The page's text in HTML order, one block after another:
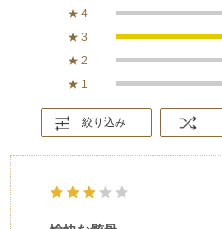
★ 4
★ 3
★ 2
★ 1
絞り込み